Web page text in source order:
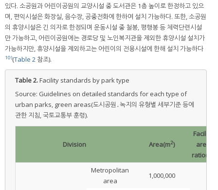
있다. 소공원과 어린이공원의 교양시설 중 도서관은 1층 높이로 한정하고 있으
며, 편익시설은 화장실, 음수장, 공중전화에 한하여 설치 가능하다. 또한, 소공원
의 휴양시설은 긴 의자로 한정되며 운동시설 중 철봉, 평행봉 등 체력단련시설
만 가능하고, 어린이공원에는 경로당 및 노인복지관을 제외한 휴양시설 설치가
가능하지만, 휴양시설을 제외하고는 어린이의 전용시설에 한해 설치 가능하다
10)(Table 2 참조).
Table 2.Facility standards by park type
Source: Guidelines on detailed standards for each type of
urban parks, green areas(도시공원․녹지의 유형별 세부기준 등에
관한 지침, 국토교통부 훈령).
Division Area(m2)
Facility
area
ratio(%)
Metropolitan
area
1,000,000